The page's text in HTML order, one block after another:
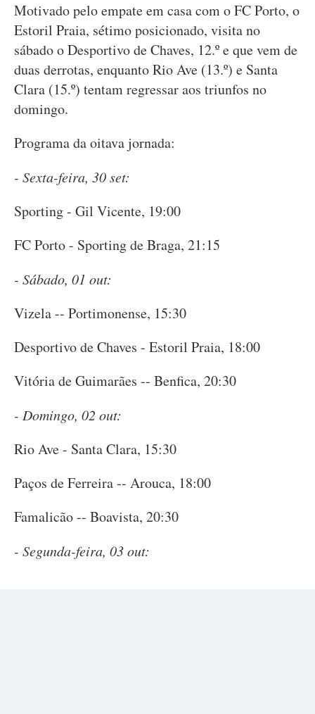
Motivado pelo empate em casa com o FC Porto, o
Estoril Praia, sétimo posicionado, visita no
sábado o Desportivo de Chaves, 12.º e que vem de
duas derrotas, enquanto Rio Ave (13.º) e Santa
Clara (15.º) tentam regressar aos triunfos no
domingo.
Programa da oitava jornada:
- Sexta-feira, 30 set:
Sporting - Gil Vicente, 19:00
FC Porto - Sporting de Braga, 21:15
- Sábado, 01 out:
Vizela -- Portimonense, 15:30
Desportivo de Chaves - Estoril Praia, 18:00
Vitória de Guimarães -- Benfica, 20:30
- Domingo, 02 out:
Rio Ave - Santa Clara, 15:30
Paços de Ferreira -- Arouca, 18:00
Famalicão -- Boavista, 20:30
- Segunda-feira, 03 out: